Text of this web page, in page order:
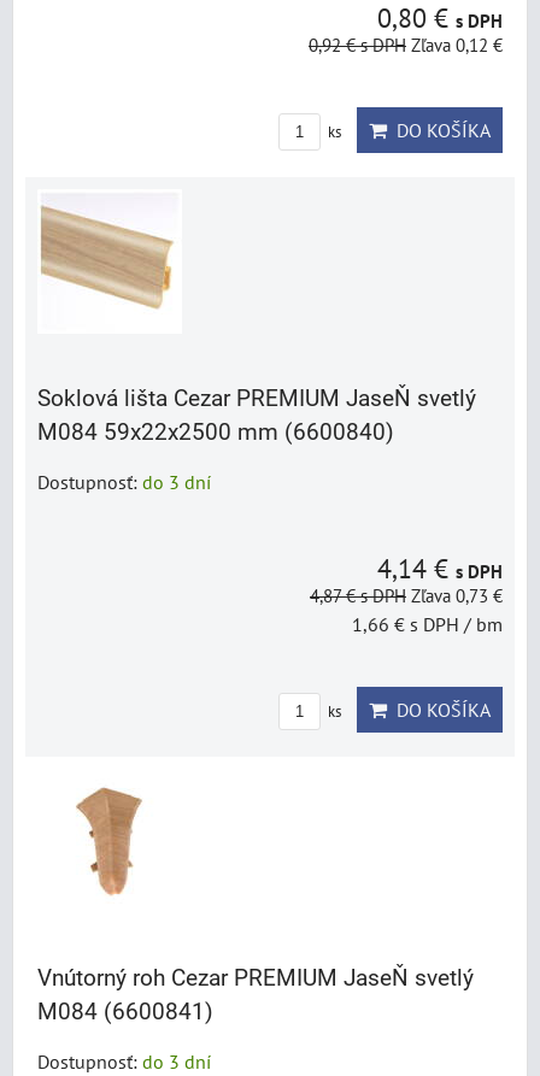
0,80 € s DPH
0,92 €s DPH Zľava 0,12 €
ks DO KOŠÍKA
Soklová lišta Cezar PREMIUM JaseŇ svetlý
M084 59x22x2500 mm (6600840)
Dostupnosť: do 3 dní
4,14 € s DPH
4,87 €s DPH Zľava 0,73 €
1,66 € s DPH / bm
ks DO KOŠÍKA
Vnútorný roh Cezar PREMIUM JaseŇ svetlý
M084 (6600841)
Dostupnosť: do 3 dní